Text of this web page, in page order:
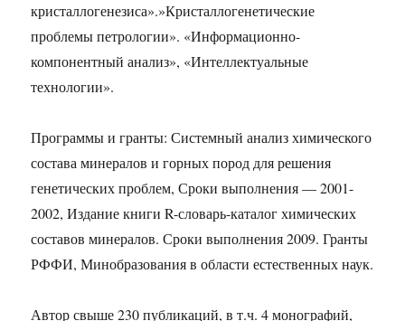
кристаллогенезиса».»Кристаллогенетические
проблемы петрологии». «Информационно-
компонентный анализ», «Интеллектуальные
технологии».
Программы и гранты: Системный анализ химического
состава минералов и горных пород для решения
генетических проблем, Сроки выполнения — 2001-
2002, Издание книги R-словарь-каталог химических
составов минералов. Сроки выполнения 2009. Гранты
РФФИ, Минобразования в области естественных наук.
Автор свыше 230 публикаций, в т.ч. 4 монографий,